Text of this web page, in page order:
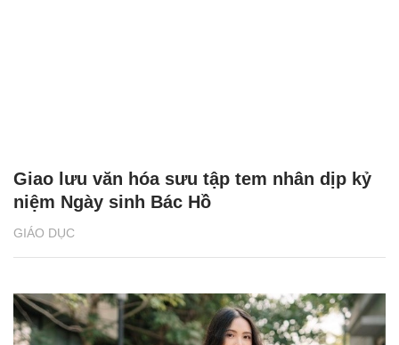
GIÁO DỤC
Giao lưu văn hóa sưu tập tem nhân dịp kỷ
niệm Ngày sinh Bác Hồ